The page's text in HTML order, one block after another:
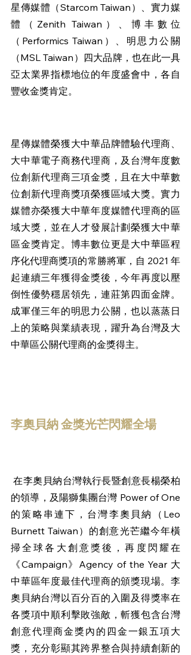
星傳媒體（Starcom Taiwan）、實力媒
體（Zenith Taiwan）、博丰數位
（Performics Taiwan）、明思力公關
（MSL Taiwan）四大品牌，也在此一具
亞太業界指標地位的年度盛會中，各自
豐收金獎肯定。
星傳媒體榮獲大中華品牌體驗代理商、
大中華電子商務代理商，及台灣年度數
位創新代理商三項金獎，且在大中華數
位創新代理商獎項榮獲區域大獎。實力
媒體亦榮獲大中華年度媒體代理商的區
域大獎，並在人才發展計劃榮獲大中華
區金獎肯定。博丰數位更是大中華區程
序化代理商獎項的常勝將軍，自 2021 年
起連續三年獲得金獎後，今年再度以壓
倒性優勢穩居領先，連莊第四面金牌。
成軍僅三年的明思力公關，也以蒸蒸日
上的策略與業績表現，躍升為台灣及大
中華區公關代理商的金獎得主。
李奧貝納 金獎光芒閃耀全場
在李奧貝納台灣執行長暨創意長楊榮柏
的領導，及陽獅集團台灣 Power of One
的策略串連下，台灣李奧貝納（Leo
Burnett Taiwan）的創意光芒繼今年橫
掃全球各大創意獎後，再度閃耀在
《Campaign》Agency of the Year 大
中華區年度最佳代理商的頒獎現場。李
奧貝納台灣以百分百的入圍及得獎率在
各獎項中順利擊敗強敵，斬獲包含台灣
創意代理商金獎內的四金一銀五項大
獎，充分彰顯其跨界整合與持續創新的